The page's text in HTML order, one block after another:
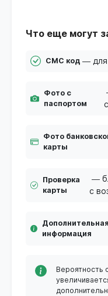
Что еще могут
СМС код — для
Фото с
паспортом
Фото
карты
Проверка
карты
—
с
Дополнительная
информация
Вероятность